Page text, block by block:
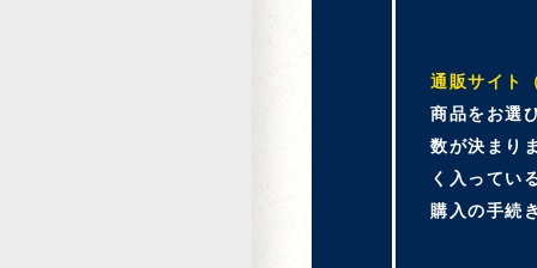
通販サイト
商品をお選
数が決まり
く入ってい
購入の手続